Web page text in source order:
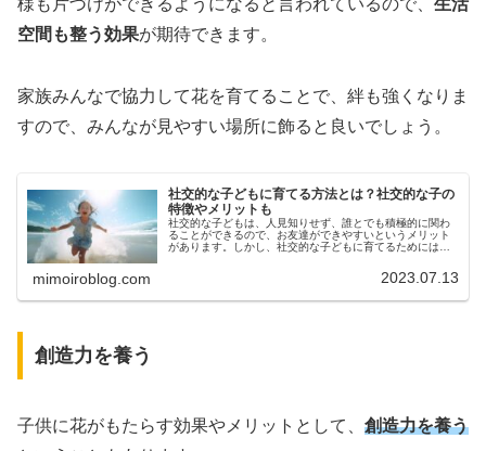
様も片づけができるようになると言われているので、 生活
空間も整う効果が期待できます。
家族みんなで協力して花を育てることで、絆も強くなりま
すので、みんなが見やすい場所に飾ると良いでしょう。
社交的な子どもに育てる方法とは？社交的な子の
特徴やメリットも
社交的な子どもは、人見知りせず、誰とでも積極的に関わ
ることができるので、お友達ができやすいというメリット
があります。しかし、社交的な子どもに育てるためには、
mimoiroblog.com 2023.07.13
創造力を養う
子供に花がもたらす効果やメリットとして、 創造力を養う